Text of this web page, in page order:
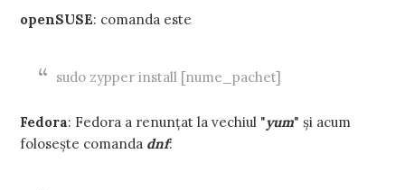
openSUSE: comanda este
sudo zypper install [nume_pachet]
Fedora: Fedora a renunțat la vechiul "yum" și acum
folosește comanda dnf: